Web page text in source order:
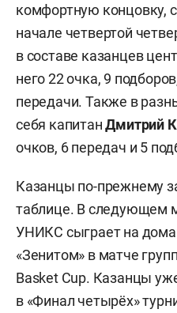
комфортную концовку,
начале четвертой
в составе казанцев
него 22 очка, 9
передачи. Также в
себя капитанДмитрий
очков, 6 передач и 5
Казанцы по-прежнему
таблице. В следующем
УНИКС сыграет на
«Зенитом» в матче
Basket Cup. Казанцы
в «Финал четырёх»